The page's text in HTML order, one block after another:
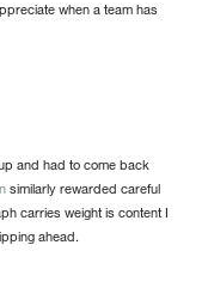
when a team has
and had to come back
similarly rewarded careful
carries weight is content I
ahead.